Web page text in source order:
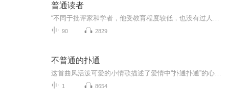
普通读者
90 2829
不普通的扑通
1 8654